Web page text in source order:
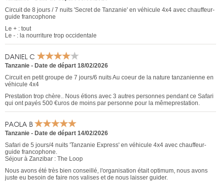
Circuit de 8 jours / 7 nuits 'Secret de Tanzanie' en véhicule 4x4 avec chauffeur-
guide francophone
Le + : tout
Le - : la nourriture trop occidentale
DANIEL C
Tanzanie - Date de départ 18/02/2026
Circuit en petit groupe de 7 jours/6 nuits Au coeur de la nature tanzanienne en
véhicule 4x4
Prestation trop chère.. Nous étions avec 3 autres personnes pendant ce Safari
qui ont payés 500 €uros de moins par personne pour la mêmeprestation.
PAOLA B
Tanzanie - Date de départ 14/02/2026
Safari de 5 jours/4 nuits 'Tanzanie Express' en véhicule 4x4 avec chauffeur-
guide francophone.
Séjour à Zanzibar : The Loop
Nous avons été très bien conseillé, l'organisation était optimum, nous avons
juste eu besoin de faire nos valises et de nous laisser guider.